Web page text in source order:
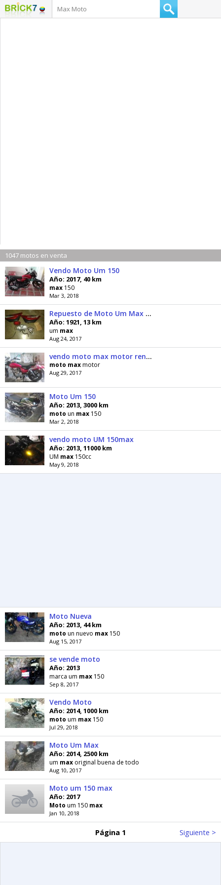
1047 motos en venta
Vendo Moto Um 150
Año: 2017, 40 km
max 150
Mar 3, 2018
Repuesto de Moto Um Max 150
Año: 1921, 13 km
um max
Aug 24, 2017
vendo moto max motor renegate revision de transito y papeles al dia 04169801366
moto maxmotor
Aug 29, 2017
Moto Um 150
Año: 2013, 3000 km
moto un max 150
Mar 2, 2018
vendo moto UM 150max
Año: 2013, 11000 km
UM max 150cc
May 9, 2018
Moto Nueva
Año: 2013, 44 km
moto un nuevo max 150
Aug 15, 2017
se vende moto
Año: 2013
marca um max 150
Sep 8, 2017
Vendo Moto
Año: 2014, 1000 km
moto um max 150
Jul 29, 2018
Moto Um Max
Año: 2014, 2500 km
um max original buena de todo
Aug 10, 2017
Moto um 150 max
Año: 2017
Moto um 150 max
Jan 10, 2018
Página 1 Siguiente >